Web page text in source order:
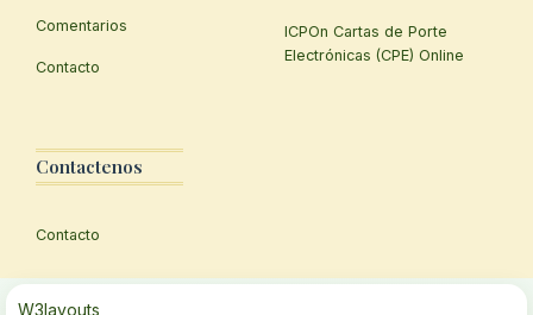
Comentarios
Contacto
ICPOn Cartas de Porte
Electrónicas (CPE) Online
Contactenos
Contacto
W3layouts